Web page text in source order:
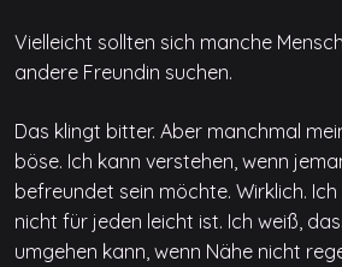
Vielleicht sollten sich manche
andere Freundin suchen.
Das klingt bitter. Aber manchmal
böse. Ich kann verstehen, wenn
befreundet sein möchte. Wirklich.
nicht für jeden leicht ist. Ich weiß,
umgehen kann, wenn Nähe nicht